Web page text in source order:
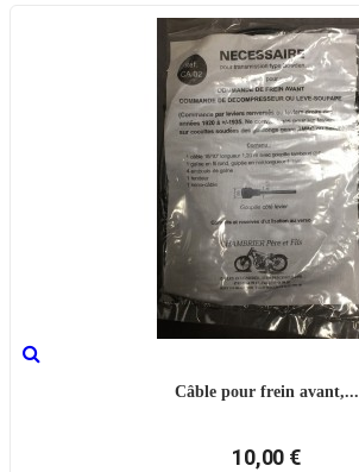
Câble pour frein avant,...
10,00 €